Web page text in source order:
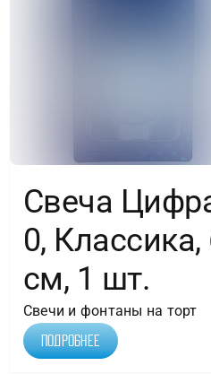
Свеча
0, Классика,
см, 1 шт.
Свечи и фонтаны на торт
Подробнее